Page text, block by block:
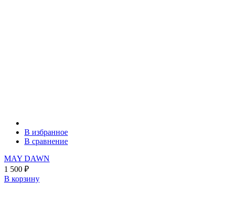
В избранное
В сравнение
MAY DAWN
1 500 ₽
В корзину